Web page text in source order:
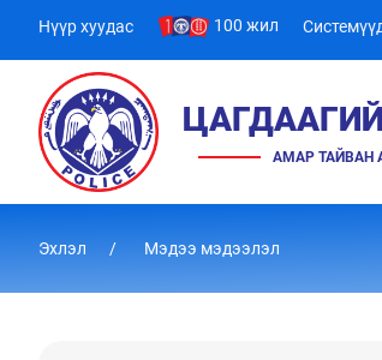
Нүүр хуудас 100 жил
АМАР ТАЙВАН
Эхлэл Мэдээ мэдээлэл